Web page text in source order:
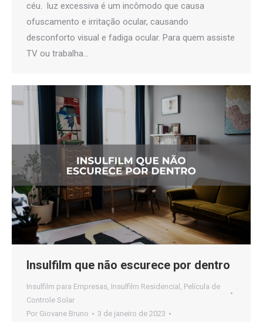
céu. luz excessiva é um incômodo que causa
ofuscamento e irritação ocular, causando
desconforto visual e fadiga ocular. Para quem assiste
TV ou trabalha…
Insulfilm que não escurece por dentro
Insulfilm para Empresas, Insulfilm Residencial , Película de
Controle Solar
Por Giovane Bruno
3 de janeiro de 2023